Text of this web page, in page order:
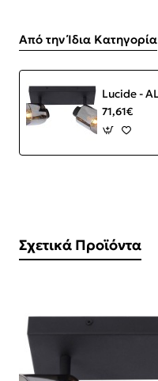
Από την Ίδια Κατηγορία
71,61€
Σχετικά Προϊόντα